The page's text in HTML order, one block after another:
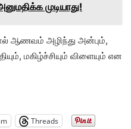
முடியாது!
ஆணவம் அழிந்து அன்பும்,
மகிழ்ச்சியும் விளையும் என
Threads